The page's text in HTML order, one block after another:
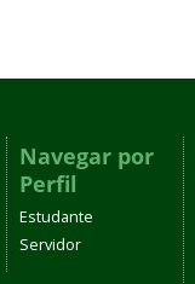
Navegar por
Perfil
Estudante
Servidor